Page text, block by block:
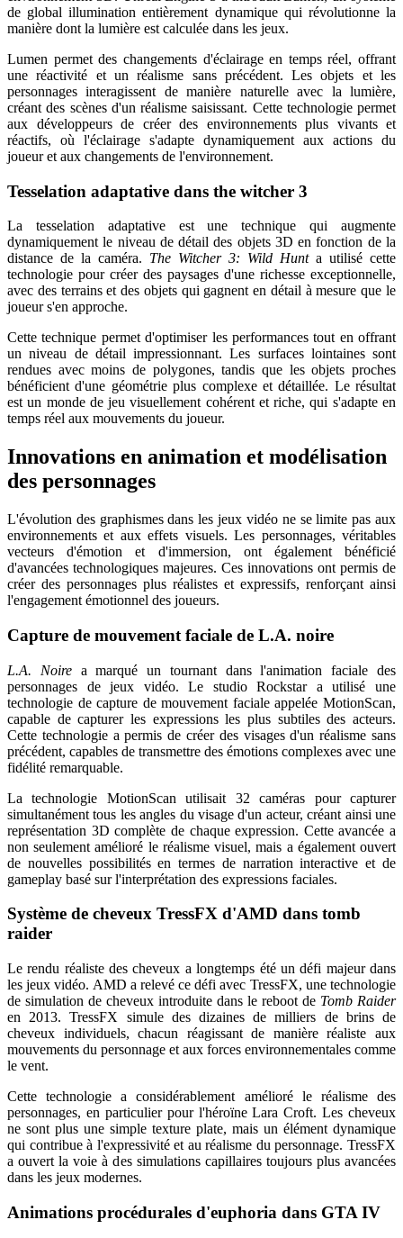
de global illumination entièrement dynamique qui révolutionne la
manière dont la lumière est calculée dans les jeux.
Lumen permet des changements d'éclairage en temps réel, offrant
une réactivité et un réalisme sans précédent. Les objets et les
personnages interagissent de manière naturelle avec la lumière,
créant des scènes d'un réalisme saisissant. Cette technologie permet
aux développeurs de créer des environnements plus vivants et
réactifs, où l'éclairage s'adapte dynamiquement aux actions du
joueur et aux changements de l'environnement.
Tesselation adaptative dans the witcher 3
La tesselation adaptative est une technique qui augmente
dynamiquement le niveau de détail des objets 3D en fonction de la
distance de la caméra. The Witcher 3: Wild Hunt a utilisé cette
technologie pour créer des paysages d'une richesse exceptionnelle,
avec des terrains et des objets qui gagnent en détail à mesure que le
joueur s'en approche.
Cette technique permet d'optimiser les performances tout en offrant
un niveau de détail impressionnant. Les surfaces lointaines sont
rendues avec moins de polygones, tandis que les objets proches
bénéficient d'une géométrie plus complexe et détaillée. Le résultat
est un monde de jeu visuellement cohérent et riche, qui s'adapte en
temps réel aux mouvements du joueur.
Innovations en animation et modélisation
des personnages
L'évolution des graphismes dans les jeux vidéo ne se limite pas aux
environnements et aux effets visuels. Les personnages, véritables
vecteurs d'émotion et d'immersion, ont également bénéficié
d'avancées technologiques majeures. Ces innovations ont permis de
créer des personnages plus réalistes et expressifs, renforçant ainsi
l'engagement émotionnel des joueurs.
Capture de mouvement faciale de L.A. noire
L.A. Noire a marqué un tournant dans l'animation faciale des
personnages de jeux vidéo. Le studio Rockstar a utilisé une
technologie de capture de mouvement faciale appelée MotionScan,
capable de capturer les expressions les plus subtiles des acteurs.
Cette technologie a permis de créer des visages d'un réalisme sans
précédent, capables de transmettre des émotions complexes avec une
fidélité remarquable.
La technologie MotionScan utilisait 32 caméras pour capturer
simultanément tous les angles du visage d'un acteur, créant ainsi une
représentation 3D complète de chaque expression. Cette avancée a
non seulement amélioré le réalisme visuel, mais a également ouvert
de nouvelles possibilités en termes de narration interactive et de
gameplay basé sur l'interprétation des expressions faciales.
Système de cheveux TressFX d'AMD dans tomb
raider
Le rendu réaliste des cheveux a longtemps été un défi majeur dans
les jeux vidéo. AMD a relevé ce défi avec TressFX, une technologie
de simulation de cheveux introduite dans le reboot de Tomb Raider
en 2013. TressFX simule des dizaines de milliers de brins de
cheveux individuels, chacun réagissant de manière réaliste aux
mouvements du personnage et aux forces environnementales comme
le vent.
Cette technologie a considérablement amélioré le réalisme des
personnages, en particulier pour l'héroïne Lara Croft. Les cheveux
ne sont plus une simple texture plate, mais un élément dynamique
qui contribue à l'expressivité et au réalisme du personnage. TressFX
a ouvert la voie à des simulations capillaires toujours plus avancées
dans les jeux modernes.
Animations procédurales d'euphoria dans GTA IV